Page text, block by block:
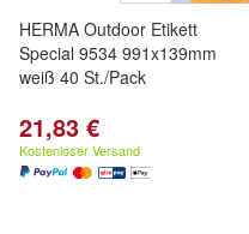
HERMA Outdoor Etikett
Special 9534 991x139mm
weiß 40 St./Pack
21,83 €
Kostenloser Versand